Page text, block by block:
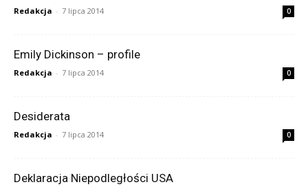
Redakcja - 7 lipca 2014 0
Emily Dickinson – profile
Redakcja - 7 lipca 2014 0
Desiderata
Redakcja - 7 lipca 2014 0
Deklaracja Niepodległości USA